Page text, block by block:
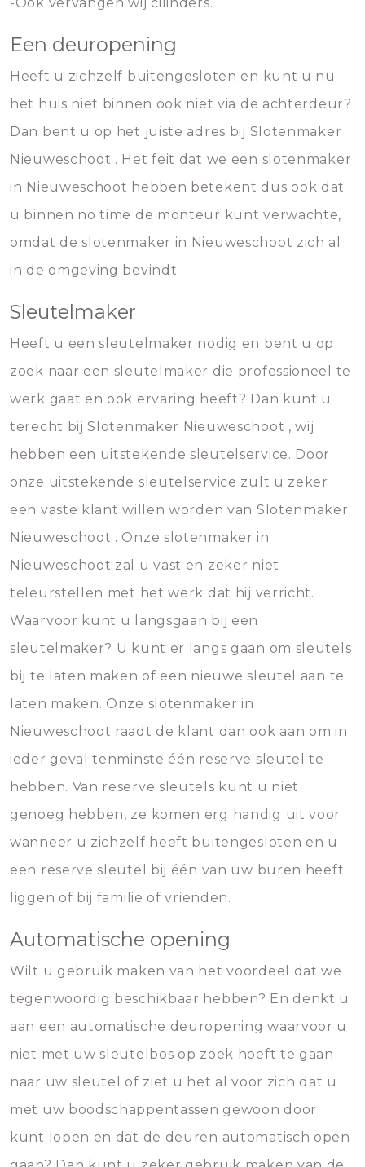
Een deuropening
Heeft u zichzelf buitengesloten en kunt u nu
het huis niet binnen ook niet via de achterdeur?
Dan bent u op het juiste adres bij Slotenmaker
Nieuweschoot . Het feit dat we een slotenmaker
in Nieuweschoot hebben betekent dus ook dat
u binnen no time de monteur kunt verwachte,
omdat de slotenmaker in Nieuweschoot zich al
in de omgeving bevindt.
Sleutelmaker
Heeft u een sleutelmaker nodig en bent u op
zoek naar een sleutelmaker die professioneel te
werk gaat en ook ervaring heeft? Dan kunt u
terecht bij Slotenmaker Nieuweschoot , wij
hebben een uitstekende sleutelservice. Door
onze uitstekende sleutelservice zult u zeker
een vaste klant willen worden van Slotenmaker
Nieuweschoot . Onze slotenmaker in
Nieuweschoot zal u vast en zeker niet
teleurstellen met het werk dat hij verricht.
Waarvoor kunt u langsgaan bij een
sleutelmaker? U kunt er langs gaan om sleutels
bij te laten maken of een nieuwe sleutel aan te
laten maken. Onze slotenmaker in
Nieuweschoot raadt de klant dan ook aan om in
ieder geval tenminste één reserve sleutel te
hebben. Van reserve sleutels kunt u niet
genoeg hebben, ze komen erg handig uit voor
wanneer u zichzelf heeft buitengesloten en u
een reserve sleutel bij één van uw buren heeft
liggen of bij familie of vrienden.
Automatische opening
Wilt u gebruik maken van het voordeel dat we
tegenwoordig beschikbaar hebben? En denkt u
aan een automatische deuropening waarvoor u
niet met uw sleutelbos op zoek hoeft te gaan
naar uw sleutel of ziet u het al voor zich dat u
met uw boodschappentassen gewoon door
kunt lopen en dat de deuren automatisch open